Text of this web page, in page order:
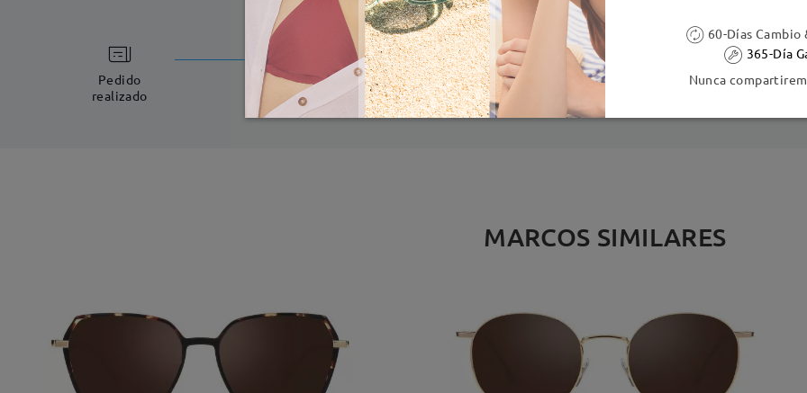
Pedido
realizado
Fabricación
5-7 días laborales detalles
MARCOS SIMILARES
60-Días Cambio
365-Día
Nunca